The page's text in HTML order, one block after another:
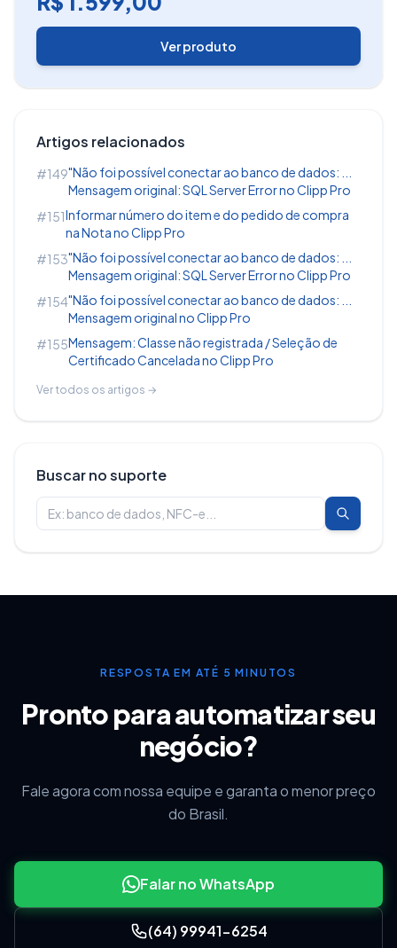
Ver produto
Artigos relacionados
#149"Não foi possível conectar ao banco de dados: ...
Mensagem original: SQL Server Error no Clipp Pro
#151Informar número do item e do pedido de compra
na Nota no Clipp Pro
#153"Não foi possível conectar ao banco de dados: ...
Mensagem original: SQL Server Error no Clipp Pro
#154"Não foi possível conectar ao banco de dados: ...
Mensagem original no Clipp Pro
#155Mensagem: Classe não registrada / Seleção de
Certificado Cancelada no Clipp Pro
Ver todos os artigos →
Buscar no suporte
RESPOSTA EM ATÉ 5 MINUTOS
Pronto para automatizar seu
negócio?
Fale agora com nossa equipe e garanta o menor preço
do Brasil.
Falar no WhatsApp
(64) 99941-6254